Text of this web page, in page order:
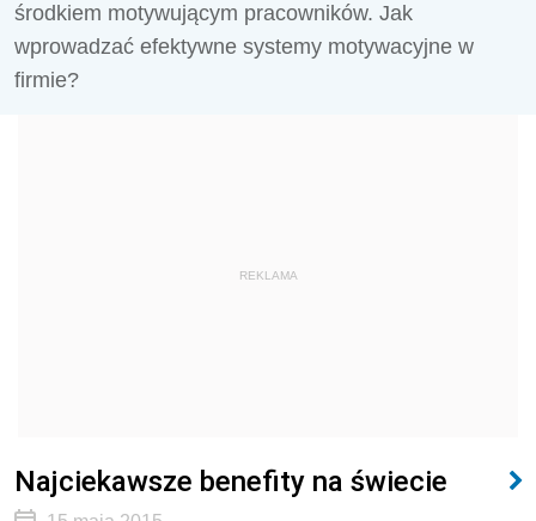
środkiem motywującym pracowników. Jak
wprowadzać efektywne systemy motywacyjne w
firmie?
REKLAMA
Najciekawsze benefity na świecie